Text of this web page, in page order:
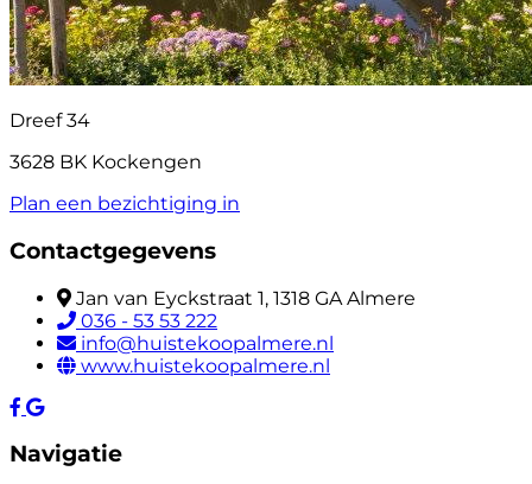
Dreef 34
3628 BK Kockengen
Plan een bezichtiging in
Contactgegevens
Jan van Eyckstraat 1, 1318 GA Almere
036 - 53 53 222
info@huistekoopalmere.nl
www.huistekoopalmere.nl
Navigatie